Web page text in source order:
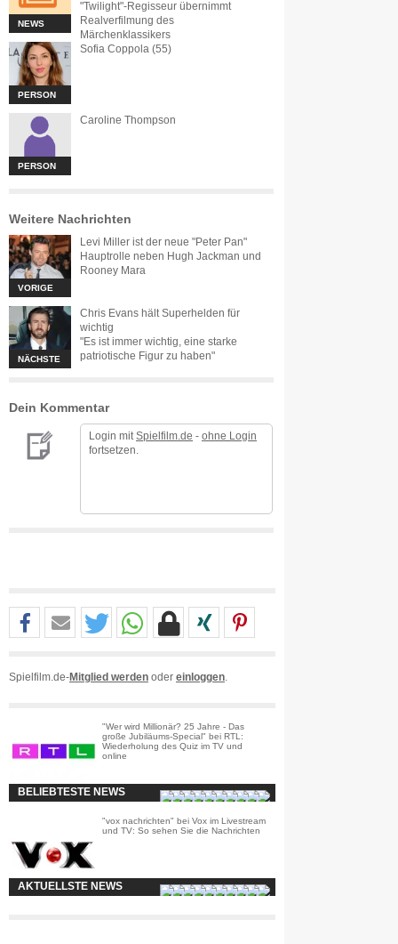
NEWS
"Twilight"-Regisseur übernimmt
Realverfilmung des
Märchenklassikers
PERSON
Sofia Coppola (55)
PERSON
Caroline Thompson
Weitere Nachrichten
VORIGE
Levi Miller ist der neue "Peter Pan"
Hauptrolle neben Hugh Jackman und
Rooney Mara
NÄCHSTE
Chris Evans hält Superhelden für
wichtig
"Es ist immer wichtig, eine starke
patriotische Figur zu haben"
Dein Kommentar
Login mit Spielfilm.de - ohne Login
fortsetzen.
Spielfilm.de-Mitglied werden oder einloggen
"Wer wird Millionär? 25 Jahre - Das
große Jubiläums-Special" bei RTL:
Wiederholung des Quiz im TV und
online
BELIEBTESTE NEWS
"vox nachrichten" bei Vox im Livestream
und TV: So sehen Sie die Nachrichten
AKTUELLSTE NEWS